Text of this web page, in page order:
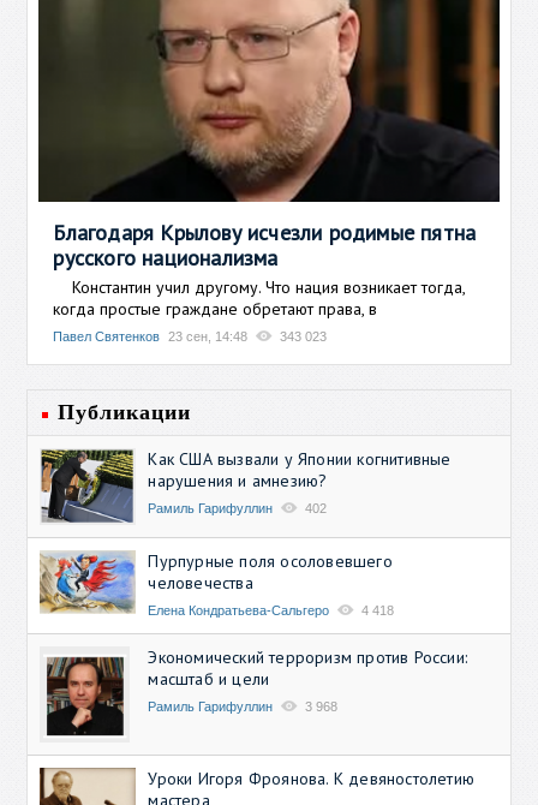
Благодаря Крылову исчезли родимые пятна
русского национализма
Константин учил другому. Что нация возникает тогда,
когда простые граждане обретают права, в
Павел Святенков 23 сен, 14:48 343 023
Публикации
Как США вызвали у Японии когнитивные
нарушения и амнезию?
Рамиль Гарифуллин 402
Пурпурные поля осоловевшего
человечества
Елена Кондратьева-Сальгеро 4 418
Экономический терроризм против России:
масштаб и цели
Рамиль Гарифуллин 3 968
Уроки Игоря Фроянова. К девяностолетию
мастера